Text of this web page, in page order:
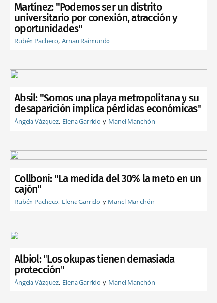
Martínez: "Podemos ser un distrito
universitario por conexión, atracción y
oportunidades"
Rubén Pacheco Arnau Raimundo
Absil: "Somos una playa metropolitana y su
desaparición implica pérdidas económicas"
Ángela Vázquez Elena Garrido Manel Manchón
Collboni: "La medida del 30% la meto en un
cajón"
Rubén Pacheco Elena Garrido Manel Manchón
Albiol: "Los okupas tienen demasiada
protección"
Ángela Vázquez Elena Garrido Manel Manchón